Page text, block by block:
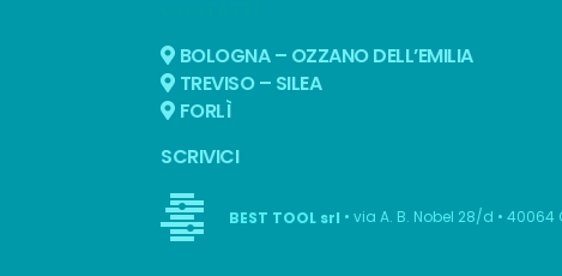
BOLOGNA – OZZANO DELL’EMILIA
TREVISO – SILEA
FORLÌ
SCRIVICI
BEST TOOL srl • via A. B. Nobel 28/d • 40064